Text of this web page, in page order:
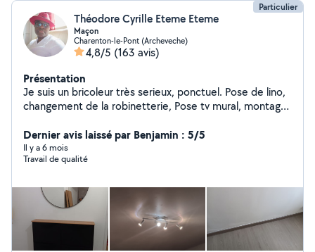
Particulier
Théodore Cyrille Eteme Eteme
Maçon
Charenton-le-Pont (Archeveche)
4,8/5 (163 avis)
Présentation
Je suis un bricoleur très serieux, ponctuel. Pose de lino,
changement de la robinetterie, Pose tv mural, montage
dressing sur mesure et plus.
Dernier avis laissé par Benjamin : 5/5
Il y a 6 mois
Travail de qualité